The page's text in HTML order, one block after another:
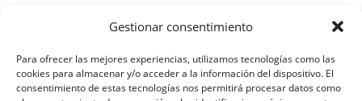
Gestionar consentimiento
Para ofrecer las mejores experiencias, utilizamos tecnologías como las
cookies para almacenar y/o acceder a la información del dispositivo. El
consentimiento de estas tecnologías nos permitirá procesar datos como